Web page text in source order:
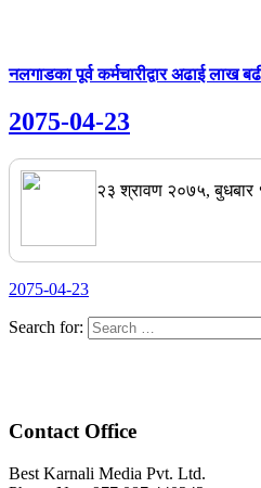
नलगाडका पूर्व कर्मचारीद्वार अढाई लाख
2075-04-23
२३ श्रावण २०७५, बुधबार
2075-04-23
Search for:
Contact Office
Best Karnali Media Pvt. Ltd.